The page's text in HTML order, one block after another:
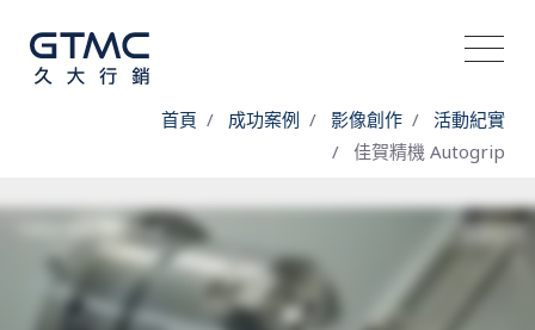
首頁 成功案例 影像創作
活動紀實
佳賀精機 Autogrip